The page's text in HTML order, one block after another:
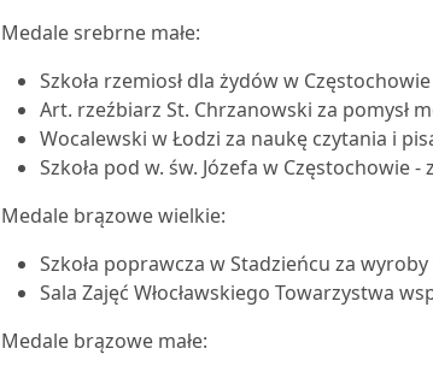
Medale srebrne małe:
Szkoła rzemiosł dla żydów w
Art. rzeźbiarz St. Chrzanowski za pomysł
Wocalewski w Łodzi za naukę czytania i
Szkoła pod w. św. Józefa w Częstochowie -
Medale brązowe wielkie:
Szkoła poprawcza w Stadzieńcu za
Sala Zajęć Włocławskiego Towarzystwa
Medale brązowe małe: